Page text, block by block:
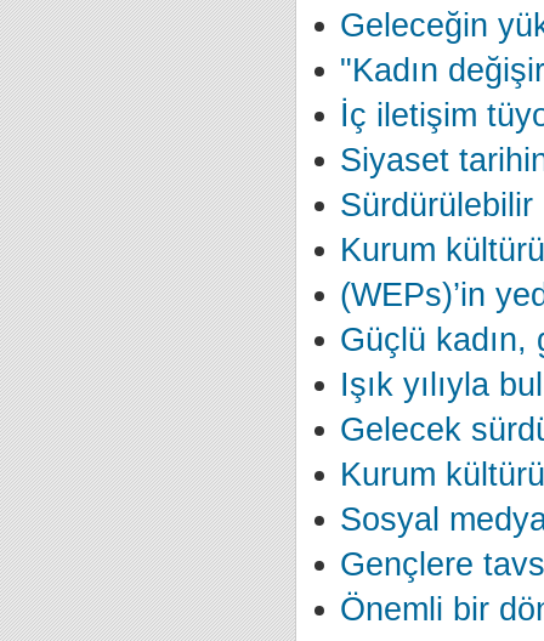
Geleceğin
"Kadın
İç iletişim
Siyaset
Kurum
(WEPs)’in
Güçlü kadın,
Işık yılıyla
Gelecek
Kurum
Sosyal
Gençlere
Önemli bir